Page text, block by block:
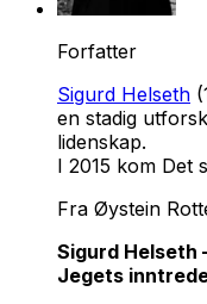
Forfatter
Sigurd Helseth
en stadig
lidenskap.
I 2015 kom Det
Fra Øystein
Sigurd Helseth
Jegets